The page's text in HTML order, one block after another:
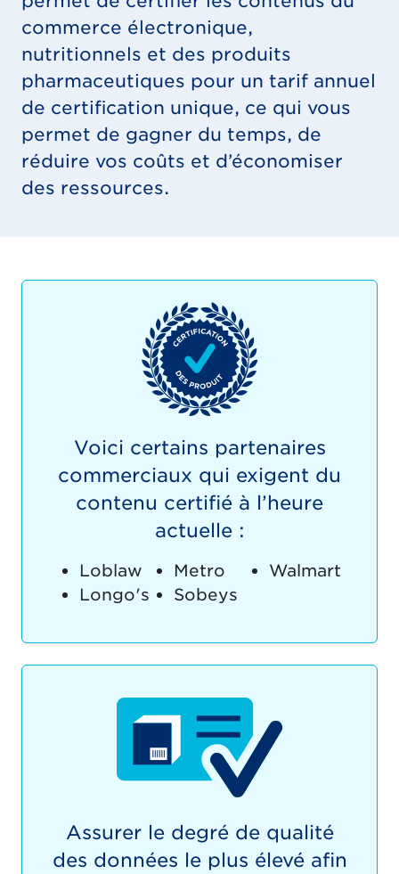
commerce électronique,
nutritionnels et des produits
pharmaceutiques pour un tarif annuel
de certification unique, ce qui vous
permet de gagner du temps, de
réduire vos coûts et d’économiser
des ressources.
Voici certains partenaires
commerciaux qui exigent du
contenu certifié à l’heure
actuelle :
Loblaw
Longo's
Metro
Sobeys
Walmart
Assurer le degré de qualité
des données le plus élevé afin